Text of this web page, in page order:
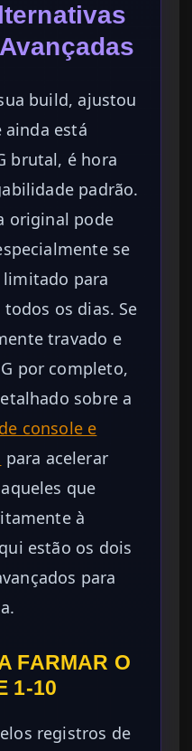
build, ajustou
está
brutal, é hora
padrão.
original pode
se
para
os dias. Se
travado e
por completo,
sobre a
console e
para acelerar
que
à
estão os dois
para
FARMAR O
1-10
registros de